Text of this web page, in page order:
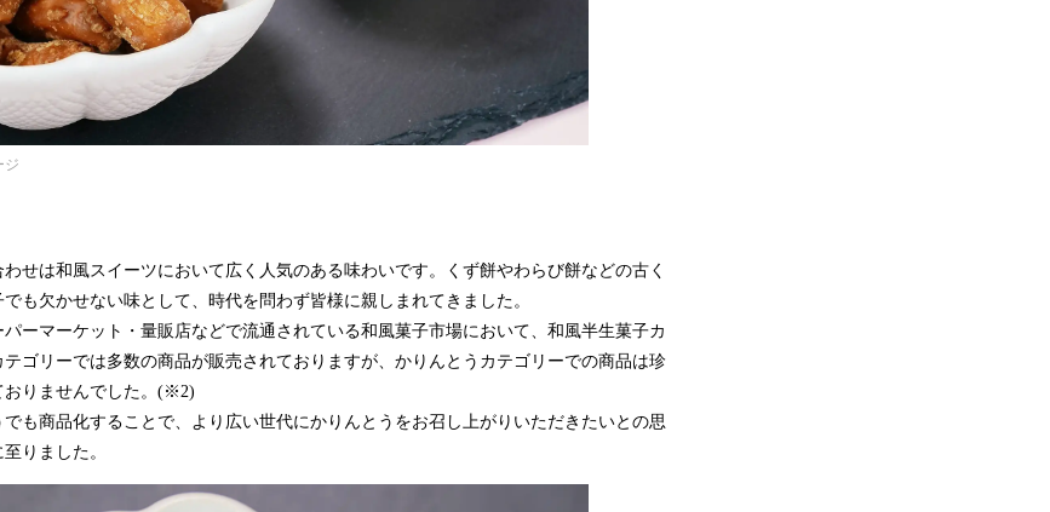
ジ
せは和風スイーツにおいて広く人気のある味わいです。くず餅やわらび餅などの古く
も欠かせない味として、時代を問わず皆様に親しまれてきました。
ーマーケット・量販店などで流通されている和風菓子市場において、和風半生菓子カ
ゴリーでは多数の商品が販売されておりますが、かりんとうカテゴリーでの商品は珍
おりませんでした。(※2)
も商品化することで、より広い世代にかりんとうをお召し上がりいただきたいとの思
りました。